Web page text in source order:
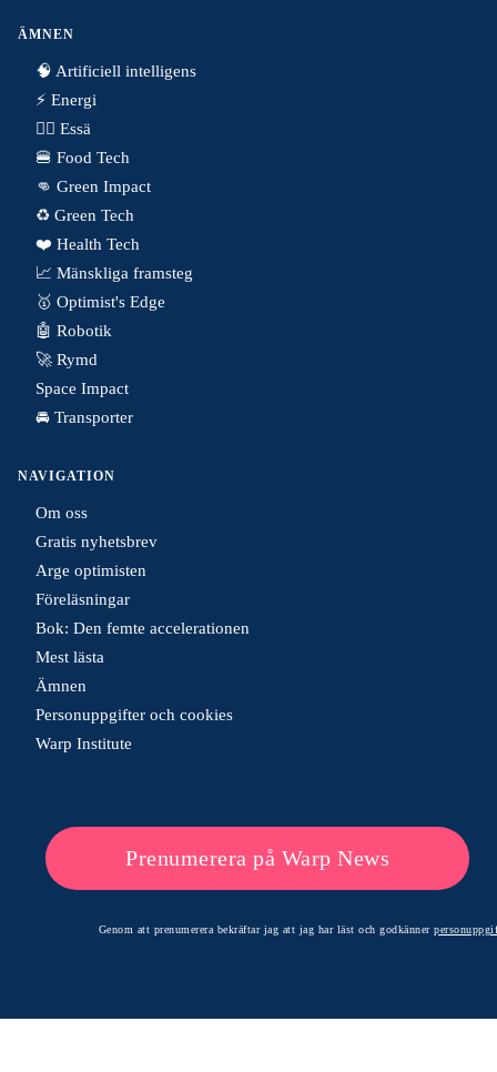
ÄMNEN
🧠 Artificiell intelligens
⚡️ Energi
✍🏼 Essä
🍔 Food Tech
👊 Green Impact
♻️ Green Tech
❤️ Health Tech
📈 Mänskliga framsteg
🥇 Optimist's Edge
🤖 Robotik
🚀 Rymd
Space Impact
🚘 Transporter
NAVIGATION
Om oss
Gratis nyhetsbrev
Arge optimisten
Föreläsningar
Bok: Den femte accelerationen
Mest lästa
Ämnen
Personuppgifter och cookies
Warp Institute
Prenumerera på Warp News
Genom att prenumerera bekräftar jag att jag har läst och godkänner